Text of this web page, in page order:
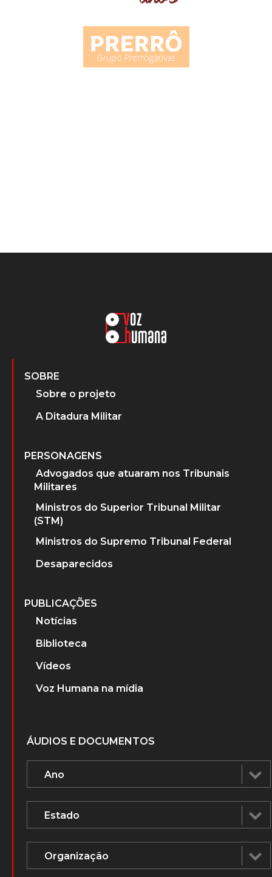
SOBRE
Sobre o projeto
A Ditadura Militar
PERSONAGENS
Advogados que atuaram nos Tribunais
Militares
Ministros do Superior Tribunal Militar
(STM)
Ministros do Supremo Tribunal Federal
Desaparecidos
PUBLICAÇÕES
Notícias
Biblioteca
Vídeos
Voz Humana na mídia
ÁUDIOS E DOCUMENTOS